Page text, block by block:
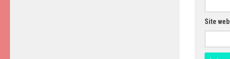
Site web